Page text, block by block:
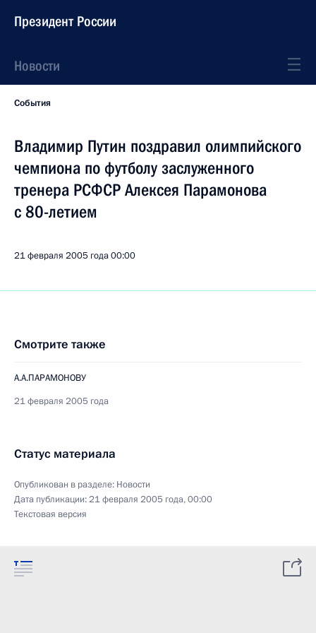
Президент России
Новости
События
Владимир Путин поздравил олимпийского
чемпиона по футболу заслуженного
тренера РСФСР Алексея Парамонова
с 80-летием
21 февраля 2005 года00:00
Смотрите также
А.А.ПАРАМОНОВУ
21 февраля 2005 года
Статус материала
Опубликован в разделе: Новости
Дата публикации:21 февраля 2005 года, 00:00
Текстовая версия